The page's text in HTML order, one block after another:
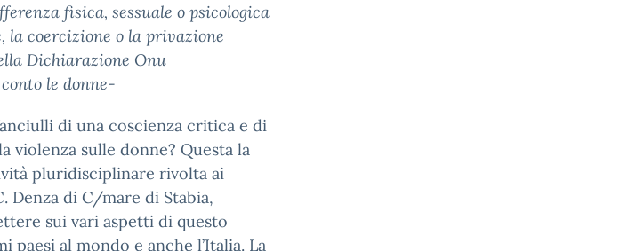
fisica, sessuale o psicologica
la coercizione o la privazione
Dichiarazione Onu
le donne-
di una coscienza critica e di
violenza sulle donne? Questa la
pluridisciplinare rivolta ai
Denza di C/mare di Stabia,
sui vari aspetti di questo
paesi al mondo e anche l’Italia. La